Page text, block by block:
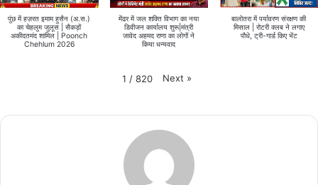
पुंछ में हज़रत इमाम हुसैन (अ.स.)
का चेहलुम जुलूस | सैकड़ों
अकीदतमंद शामिल | Poonch
Chehlum 2026
मेंढर में जल शक्ति विभाग का नया
डिवीजन कार्यालय शुरू|मंत्री
जावेद अहमद राणा का लोगों ने
किया धन्यवाद
बालोतरा में पर्यावरण संरक्षण की
मिसाल | रोटरी क्लब ने लगाए
पौधे, ट्री-गार्ड किए भेंट
1 / 820 Next »